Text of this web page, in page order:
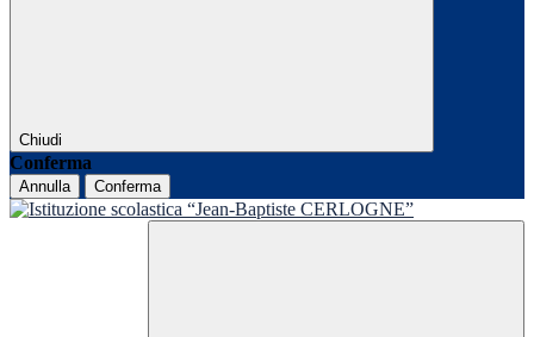
Chiudi
Conferma
Annulla Conferma